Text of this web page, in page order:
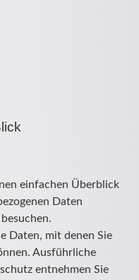
einfachen Überblick
Daten
Daten, mit denen Sie
Ausführliche
entnehmen Sie